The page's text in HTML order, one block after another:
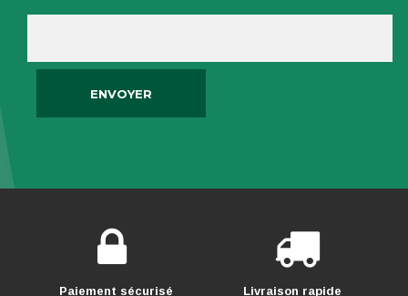
Paiement sécurisé Livraison rapide